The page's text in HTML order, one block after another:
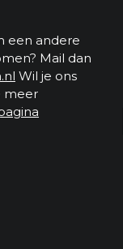
een andere
Mail dan
Wil je ons
meer